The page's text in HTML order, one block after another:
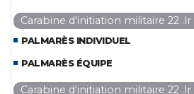
Carabine d'initiation militaire 22 .lr
PALMARÈS INDIVIDUEL
PALMARÈS ÉQUIPE
Carabine d'initiation militaire 22 .lr